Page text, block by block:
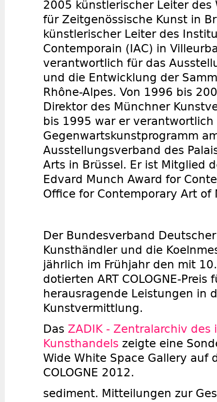
2005 künstlerischer Leiter des
für Zeitgenössische Kunst in
künstlerischer Leiter des
Contemporain (IAC) in
verantwortlich für das
und die Entwicklung der
Rhône-Alpes. Von 1996 bis
Direktor des Münchner
bis 1995 war er verantwortlich
Gegenwartskunstprogramm
Ausstellungsverband des
Arts in Brüssel. Er ist Mitglied
Edvard Munch Award for
Office for Contemporary Art of
Der Bundesverband
Kunsthändler und die
jährlich im Frühjahr den mit
dotierten ART COLOGNE-Preis
herausragende Leistungen in
Kunstvermittlung.
Das ZADIK - Zentralarchiv
Kunsthandels zeigte eine
Wide White Space Gallery auf
COLOGNE 2012.
sediment. Mitteilungen zur